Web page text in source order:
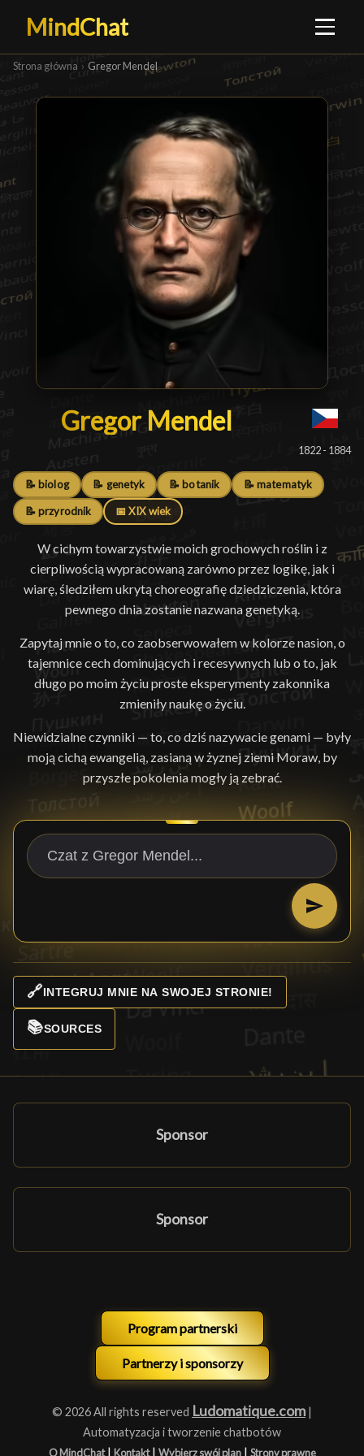
MindChat
Strona główna › Gregor Mendel
Gregor Mendel
Gregor Mendel
1822 - 1884
📝 biolog 📝 genetyk 📝 botanik 📝 matematyk
📝 przyrodnik 📅 XIX wiek
W cichym towarzystwie moich grochowych roślin i z
cierpliwością wypracowaną zarówno przez logikę, jak i
wiarę, śledziłem ukrytą choreografię dziedziczenia, która
pewnego dnia zostanie nazwana genetyką.
Zapytaj mnie o to, co zaobserwowałem w kolorze nasion, o
tajemnice cech dominujących i recesywnych lub o to, jak
długo po moim życiu proste eksperymenty zakonnika
zmieniły naukę o życiu.
Niewidzialne czynniki — to, co dziś nazywacie genami — były
moją cichą ewangelią, zasianą w żyznej ziemi Moraw, by
przyszłe pokolenia mogły ją zebrać.
🔗INTEGRUJ MNIE NA SWOJEJ STRONIE!
📚SOURCES
Sponsor
Sponsor
Program partnerski
Partnerzy i sponsorzy
© 2026 All rights reserved Ludomatique.com |
Automatyzacja i tworzenie chatbotów
O MindChat | Kontakt | Wybierz swój plan | Strony prawne